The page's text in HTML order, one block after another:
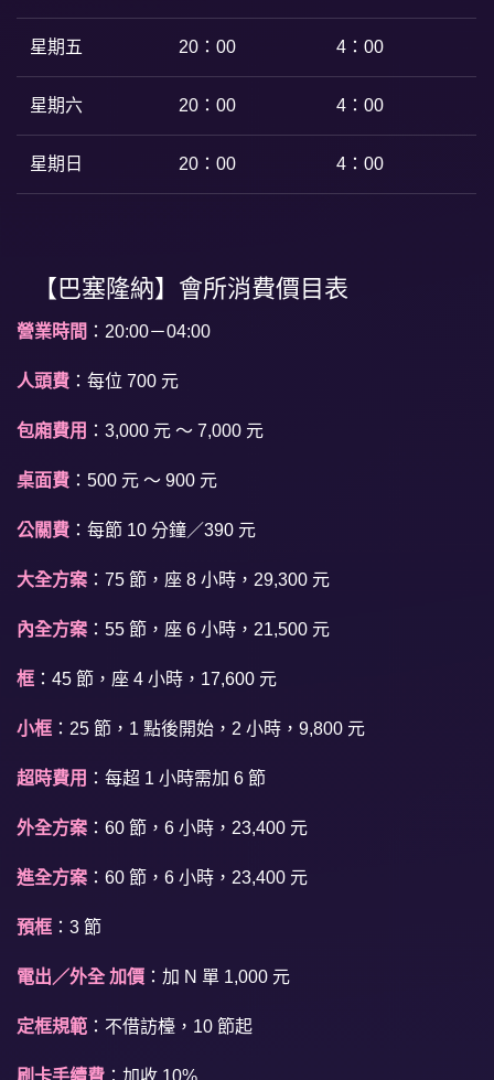
星期五 20：00 4：00
星期六 20：00 4：00
星期日 20：00 4：00
【巴塞隆納】會所消費價目表
營業時間 ：20:00－04:00
人頭費 ：每位 700 元
包廂費用 ：3,000 元 ～ 7,000 元
桌面費 ：500 元 ～ 900 元
公關費 ：每節 10 分鐘／390 元
大全方案 ：75 節，座 8 小時，29,300 元
內全方案 ：55 節，座 6 小時，21,500 元
框 ：45 節，座 4 小時，17,600 元
小框 ：25 節，1 點後開始，2 小時，9,800 元
超時費用 ：每超 1 小時需加 6 節
外全方案 ：60 節，6 小時，23,400 元
進全方案 ：60 節，6 小時，23,400 元
預框 ：3 節
電出／外全 加價 ：加 N 單 1,000 元
定框規範 ：不借訪檯，10 節起